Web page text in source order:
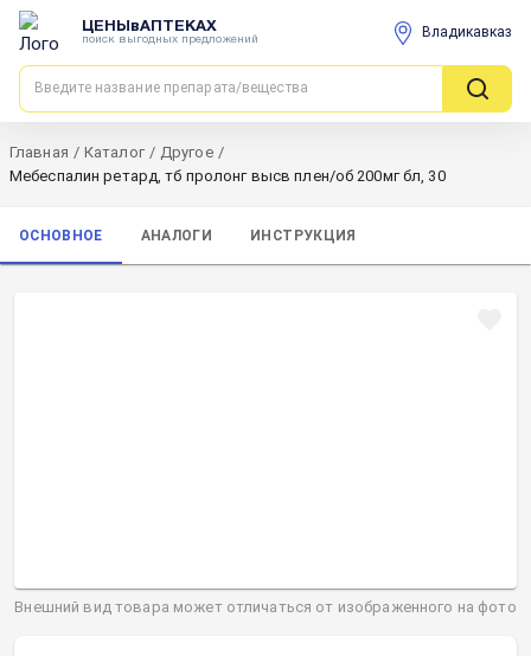
ЦЕНЫвАПТЕКАХ
поиск выгодных предложений Владикавказ
Главная / Каталог / Другое /
Мебеспалин ретард, тб пролонг высв плен/об 200мг бл, 30
ОСНОВНОЕ АНАЛОГИ ИНСТРУКЦИЯ
Внешний вид товара может отличаться от изображенного на фото